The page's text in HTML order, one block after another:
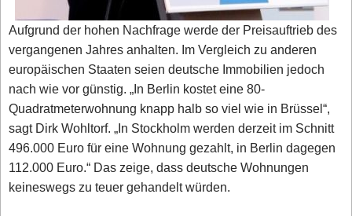
Aufgrund der hohen Nachfrage werde der Preisauftrieb des
vergangenen Jahres anhalten. Im Vergleich zu anderen
europäischen Staaten seien deutsche Immobilien jedoch
nach wie vor günstig. „In Berlin kostet eine 80-
Quadratmeterwohnung knapp halb so viel wie in Brüssel“,
sagt Dirk Wohltorf. „In Stockholm werden derzeit im Schnitt
496.000 Euro für eine Wohnung gezahlt, in Berlin dagegen
112.000 Euro.“ Das zeige, dass deutsche Wohnungen
keineswegs zu teuer gehandelt würden.